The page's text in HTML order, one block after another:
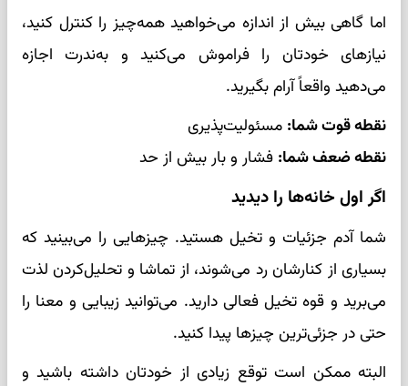
اما گاهی بیش از اندازه می‌خواهید همه‌چیز را کنترل کنید،
نیازهای خودتان را فراموش می‌کنید و به‌ندرت اجازه
می‌دهید واقعاً آرام بگیرید.
نقطه قوت شما: مسئولیت‌پذیری
نقطه ضعف شما: فشار و بار بیش از حد
اگر اول خانه‌ها را دیدید
شما آدم جزئیات و تخیل هستید. چیزهایی را می‌بینید که
بسیاری از کنارشان رد می‌شوند، از تماشا و تحلیل‌کردن لذت
می‌برید و قوه تخیل فعالی دارید. می‌توانید زیبایی و معنا را
حتی در جزئی‌ترین چیزها پیدا کنید.
البته ممکن است توقع زیادی از خودتان داشته باشید و